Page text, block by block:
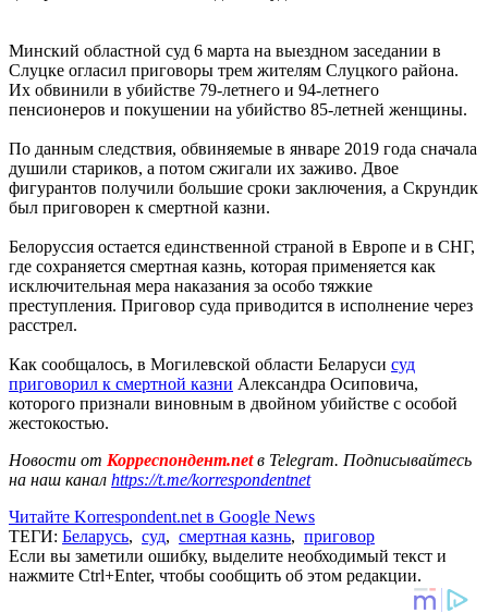
Минский областной суд 6 марта на выездном заседании в
Слуцке огласил приговоры трем жителям Слуцкого района.
Их обвинили в убийстве 79-летнего и 94-летнего
пенсионеров и покушении на убийство 85-летней женщины.
По данным следствия, обвиняемые в январе 2019 года сначала
душили стариков, а потом сжигали их заживо. Двое
фигурантов получили большие сроки заключения, а Скрундик
был приговорен к смертной казни.
Белоруссия остается единственной страной в Европе и в СНГ,
где сохраняется смертная казнь, которая применяется как
исключительная мера наказания за особо тяжкие
преступления. Приговор суда приводится в исполнение через
расстрел.
Как сообщалось, в Могилевской области Беларуси суд
приговорил к смертной казни Александра Осиповича,
которого признали виновным в двойном убийстве с особой
жестокостью.
Новости от Корреспондент.netв Telegram. Подписывайтесь
на наш канал https://t.me/korrespondentnet
Читайте Korrespondent.net в Google News
ТЕГИ: Беларусь, суд, смертная казнь, приговор
Если вы заметили ошибку, выделите необходимый текст и
нажмите Ctrl+Enter, чтобы сообщить об этом редакции.